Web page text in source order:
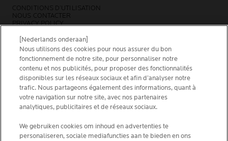
CONDITIONS D’UTILISATION
NOUS CONTACTER
PRIVACY POLICY
COOKIES POLICY
NEWSLETTER
FOUNDATION LA ROCHE-POSAY
CHOISIS TON PAYS
La Roche-Posay Laboratoire Dermatologique CAI
86270 La Roche-Posay France
[Nederlands onderaan]
Nous utilisons des cookies pour nous assurer du bon
fonctionnement de notre site, pour personnaliser notre
contenu et nos publicités, pour proposer des fonctionnalités
disponibles sur les réseaux sociaux et afin d’analyser notre
trafic. Nous partageons également des informations, quant à
votre navigation sur notre site, avec nos partenaires
analytiques, publicitaires et de réseaux sociaux.
We gebruiken cookies om inhoud en advertenties te
personaliseren, sociale mediafuncties aan te bieden en ons